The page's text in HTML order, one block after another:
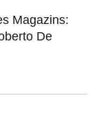
Magazins:
De